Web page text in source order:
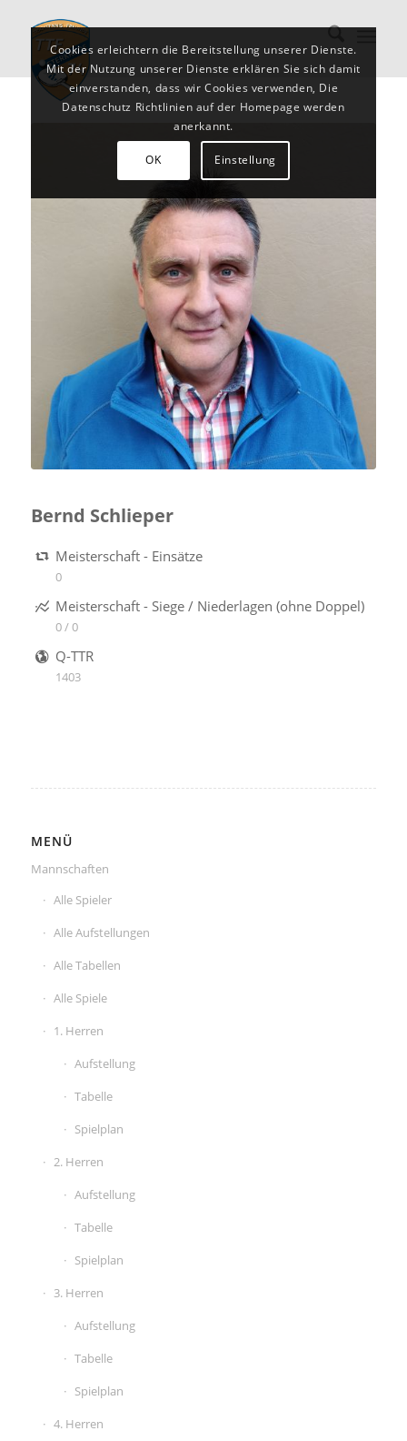
Bernd Schlieper
Meisterschaft - Einsätze
0
Meisterschaft - Siege / Niederlagen (ohne Doppel)
0 / 0
Q-TTR
1403
MENÜ
Mannschaften
Alle Spieler
Alle Aufstellungen
Alle Tabellen
Alle Spiele
1. Herren
Aufstellung
Tabelle
Spielplan
2. Herren
Aufstellung
Tabelle
Spielplan
3. Herren
Aufstellung
Tabelle
Spielplan
4. Herren
Cookies erleichtern die Bereitstellung unserer Dienste.
Mit der Nutzung unserer Dienste erklären Sie sich damit
einverstanden, dass wir Cookies verwenden, Die
Datenschutz Richtlinien auf der Homepage werden
anerkannt.
OK Einstellung